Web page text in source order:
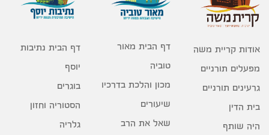
אודות קריית משה
מפעלים תורניים
גרעינים תורניים
בית הדין
היה שותף
דף הבית מאור
טוביה
מכון והלכת בדרכיו
שיעורים
שאל את הרב
דף הבית נתיבות
יוסף
בוגרים
הסטוריה וחזון
גלריה